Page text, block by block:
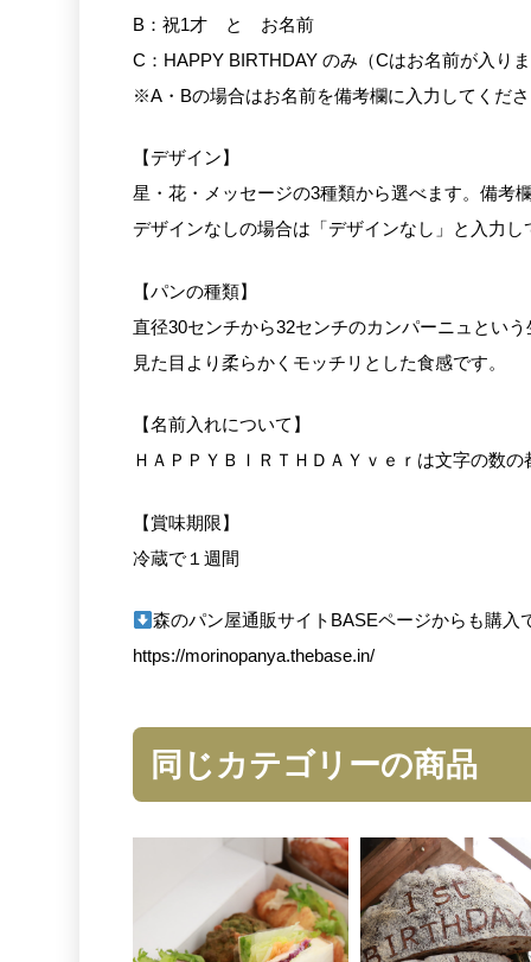
B：祝1才 と お名前
C：HAPPY BIRTHDAY のみ（Cはお名前が入り
※A・Bの場合はお名前を備考欄に入力してくだ
【デザイン】
星・花・メッセージの3種類から選べます。備考
デザインなしの場合は「デザインなし」と入力し
【パンの種類】
直径30センチから32センチのカンパーニュとい
見た目より柔らかくモッチリとした食感です。
【名前入れについて】
ＨＡＰＰＹＢＩＲＴＨＤＡＹｖｅｒは文字の数
【賞味期限】
冷蔵で１週間
森のパン屋通販サイトBASEページからも購入
https://morinopanya.thebase.in/
同じカテゴリーの商品